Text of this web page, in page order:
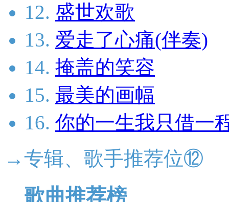
12. 盛世欢歌
13. 爱走了心痛(伴奏)
14. 掩盖的笑容
15. 最美的画幅
16. 你的一生我只借一
→专辑、歌手推荐位⑫
歌曲推荐榜